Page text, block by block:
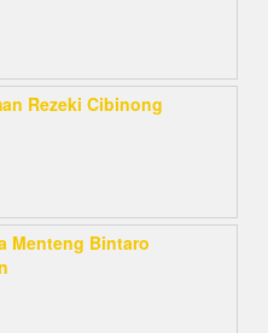
Rezeki Cibinong
Menteng Bintaro